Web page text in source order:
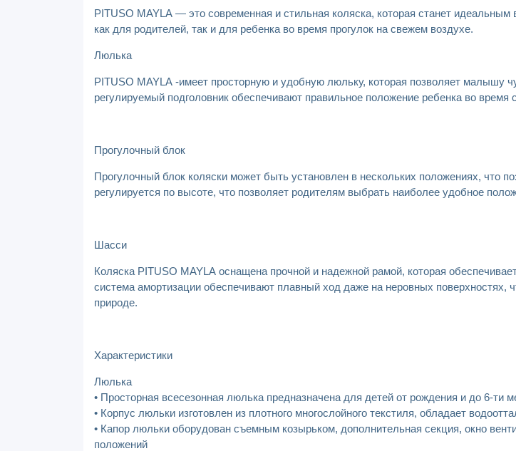
PITUSO MAYLA — это современная и стильная коляска, которая станет
как для родителей, так и для ребенка во время прогулок на свежем воздухе.
Люлька
PITUSO MAYLA -имеет просторную и удобную люльку, которая позволяет малышу
регулируемый подголовник обеспечивают правильное положение ребенка во время
Прогулочный блок
Прогулочный блок коляски может быть установлен в нескольких положениях, что
регулируется по высоте, что позволяет родителям выбрать наиболее удобное
Шасси
Коляска PITUSO MAYLA оснащена прочной и надежной рамой, которая
система амортизации обеспечивают плавный ход даже на неровных поверхностях,
природе.
Характеристики
Люлька
• Просторная всесезонная люлька предназначена для детей от рождения и до 6-ти
• Корпус люльки изготовлен из плотного многослойного текстиля, обладает
• Капор люльки оборудован съемным козырьком, дополнительная секция, окно
положений